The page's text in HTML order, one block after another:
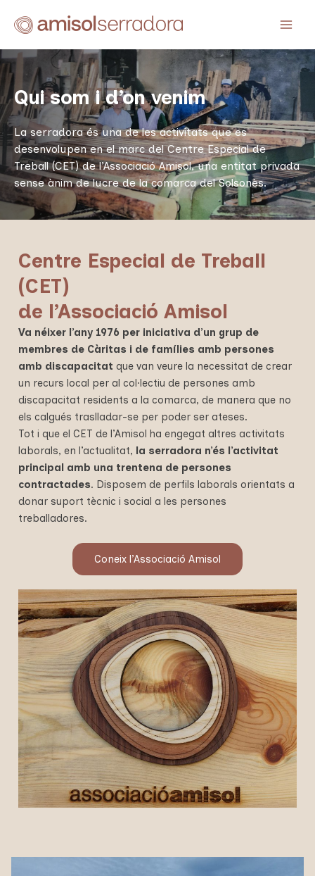
Qui som i d’on venim
La serradora és una de les activitats que es
desenvolupen en el marc del Centre Especial de
Treball (CET) de l’Associació Amisol, una entitat privada
sense ànim de lucre de la comarca del Solsonès.
Centre Especial de Treball
(CET)
de l’Associació Amisol
Va néixer l’any 1976 per iniciativa d’un grup de
membres de Càritas i de famílies amb persones
amb discapacitat que van veure la necessitat de crear
un recurs local per al col·lectiu de persones amb
discapacitat residents a la comarca, de manera que no
els calgués traslladar-se per poder ser ateses.
Tot i que el CET de l’Amisol ha engegat altres activitats
laborals, en l’actualitat, la serradora n’és l’activitat
principal amb una trentena de persones
contractades. Disposem de perfils laborals orientats a
donar suport tècnic i social a les persones
treballadores.
Coneix l’Associació Amisol